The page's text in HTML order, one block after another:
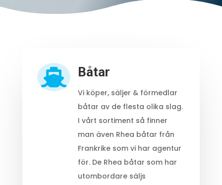
 Båtar
Vi köper, säljer & förmedlar
båtar av de flesta olika slag.
I vårt sortiment så finner
man även Rhea båtar från
Frankrike som vi har agentur
för. De Rhea båtar som har
utombordare säljs